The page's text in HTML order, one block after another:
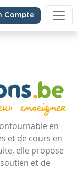
Compte
en
et de cours en
elle propose
et de